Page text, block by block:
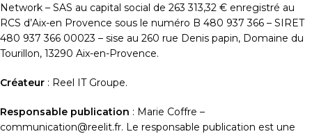
Network – SAS au capital social de 263 313,32 € enregistré au
RCS d’Aix-en Provence sous le numéro B 480 937 366 – SIRET
480 937 366 00023 – sise au 260 rue Denis papin, Domaine du
Tourillon, 13290 Aix-en-Provence.
Créateur : Reel IT Groupe.
Responsable publication : Marie Coffre –
communication@reelit.fr. Le responsable publication est une